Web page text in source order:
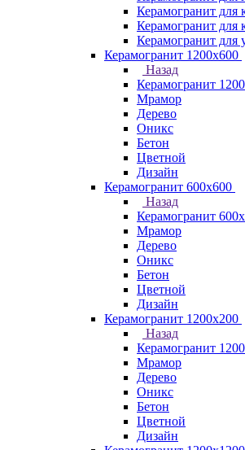
Керамогранит для
Керамогранит для
Керамогранит для
Керамогранит 1200х600
Назад
Керамогранит
Мрамор
Дерево
Оникс
Бетон
Цветной
Дизайн
Керамогранит 600х600
Назад
Керамогранит
Мрамор
Дерево
Оникс
Бетон
Цветной
Дизайн
Керамогранит 1200x200
Назад
Керамогранит
Мрамор
Дерево
Оникс
Бетон
Цветной
Дизайн